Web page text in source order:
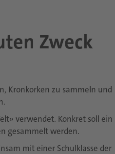
Zweck
Kronkorken zu sammeln und
verwendet. Konkret soll ein
gesammelt werden.
mit einer Schulklasse der